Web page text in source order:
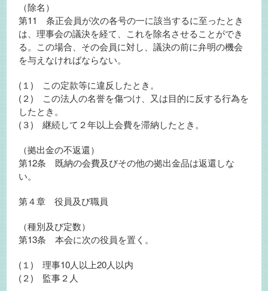
（除名）
第11 条正会員が次の各号の一に該当するに至ったとき
は、理事会の議決を経て、これを除名させることができ
る。この場合、その会員に対し、議決の前に弁明の機会
を与えなければならない。
(１) この定款等に違反したとき。
(２) この法人の名誉を傷つけ、又は目的に反する行為を
したとき。
(３) 継続して２年以上会費を滞納したとき。
（拠出金の不返還）
第12条 既納の会費及びその他の拠出金品は返還しな
い。
第４章 役員及び職員
（種別及び定数）
第13条 本会に次の役員を置く。
(１) 理事10人以上20人以内
(２) 監事２人